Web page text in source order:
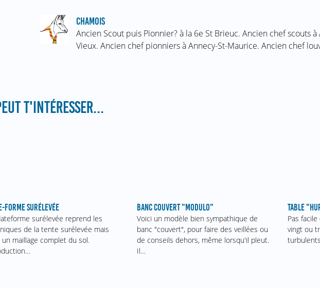
CHAMOIS
Ancien Scout puis Pionnier? à la 6e St Brieuc. Ancien chef scouts à
Vieux. Ancien chef pionniers à Annecy-St-Maurice. Ancien chef
T'INTÉRESSER...
FORME SURÉLEVÉE
surélevée reprend les
de la tente surélevée mais
un maillage complet du sol.
BANC COUVERT "MODULO"
Voici un modèle bien sympathique de
banc "couvert", pour faire des veillées ou
de conseils dehors, même lorsqu'il pleut.
Il…
TABLE
Pas
vingt ou